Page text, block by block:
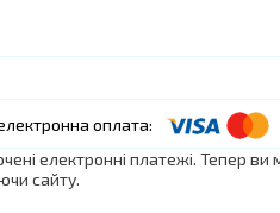
електронні платежі. Тепер
сайту.